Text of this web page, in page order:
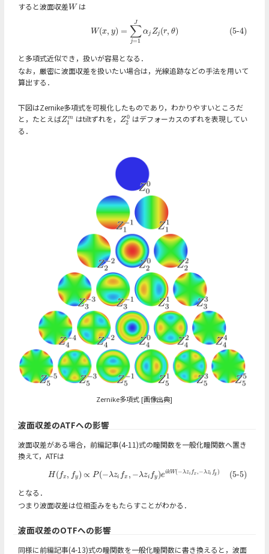
すると波面収差 W
W は
W(x, y) = ∑
j=1
J
αj Zj (r, θ) (5-4)
=∑j=
と多項式近似でき，扱いが容易となる．
なお，厳密に波面収差を扱いたい場合は，光線追跡などの手法を用いて
算出する．
下図はZernike多項式を可視化したものであり，わかりやすいところだ
と，たとえばZm
1
Z1m はtiltずれを， Z0
2
Z20 はデフォーカスのずれを表現してい
る．
Zernike多項式 [画像出典]
波面収差のATFへの影響
波面収差がある場合，前編記事(4-11)式の瞳関数を一般化瞳関数へ置き
換えて，ATFは
H(fx , fy ) ∝ P(−λzi fx , −λzi fy )eikW(−λ zi fx,− λ zi fy ) (5-5)
(5-5)H(fx,f y)∝P(−λz ifx,−λzify)eikW(−λzifx,−λzify)
となる．
つまり波面収差は位相歪みをもたらすことがわかる．
波面収差のOTFへの影響
同様に前編記事(4-13)式の瞳関数を一般化瞳関数に書き換えると，波面